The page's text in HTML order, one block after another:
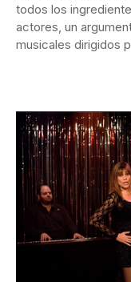
todos los
actores, un
musicales dirigidos